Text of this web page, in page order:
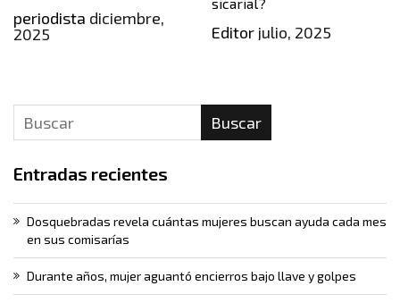
periodista diciembre,
2025
Editorjulio, 2025
Buscar
Entradas recientes
Dosquebradas revela cuántas mujeres buscan ayuda cada mes
en sus comisarías
Durante años, mujer aguantó encierros bajo llave y golpes